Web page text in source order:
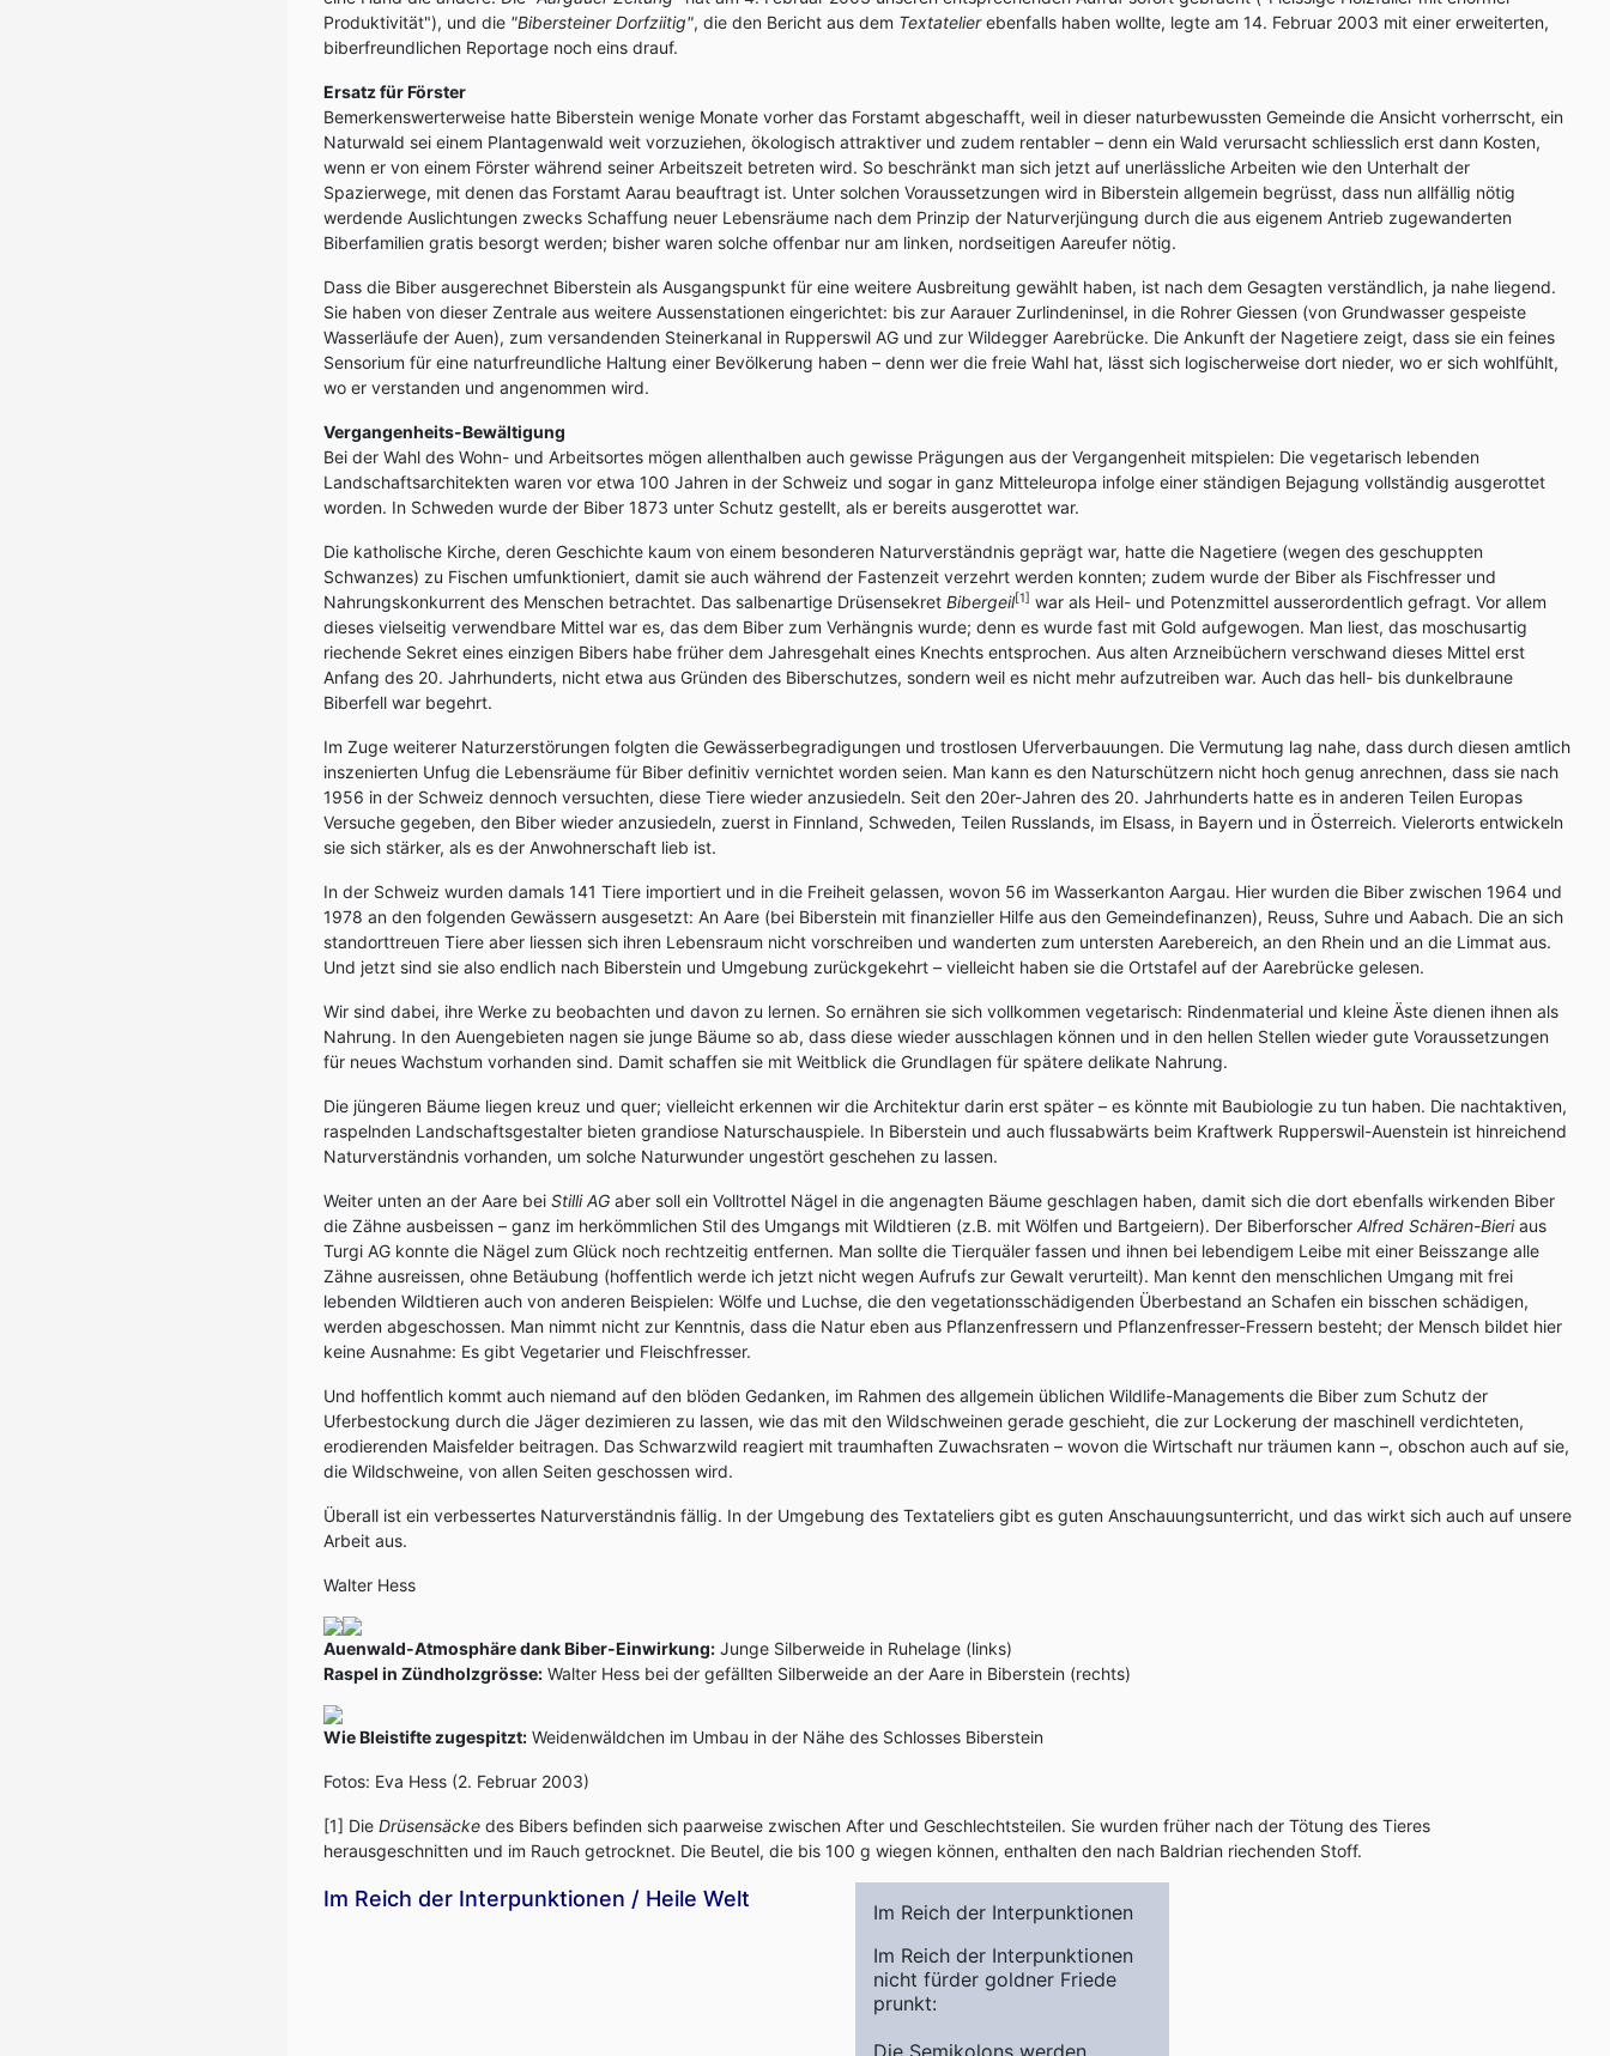
Produktivität"), und die "Bibersteiner Dorfziitig", die den Bericht aus dem Textatelierebenfalls haben wollte, legte am 14. Februar 2003 mit einer erweiterten,
biberfreundlichen Reportage noch eins drauf.
Ersatz für Förster
Bemerkenswerterweise hatte Biberstein wenige Monate vorher das Forstamt abgeschafft, weil in dieser naturbewussten Gemeinde die Ansicht vorherrscht, ein
Naturwald sei einem Plantagenwald weit vorzuziehen, ökologisch attraktiver und zudem rentabler – denn ein Wald verursacht schliesslich erst dann Kosten,
wenn er von einem Förster während seiner Arbeitszeit betreten wird. So beschränkt man sich jetzt auf unerlässliche Arbeiten wie den Unterhalt der
Spazierwege, mit denen das Forstamt Aarau beauftragt ist. Unter solchen Voraussetzungen wird in Biberstein allgemein begrüsst, dass nun allfällig nötig
werdende Auslichtungen zwecks Schaffung neuer Lebensräume nach dem Prinzip der Naturverjüngung durch die aus eigenem Antrieb zugewanderten
Biberfamilien gratis besorgt werden; bisher waren solche offenbar nur am linken, nordseitigen Aareufer nötig.
Dass die Biber ausgerechnet Biberstein als Ausgangspunkt für eine weitere Ausbreitung gewählt haben, ist nach dem Gesagten verständlich, ja nahe liegend.
Sie haben von dieser Zentrale aus weitere Aussenstationen eingerichtet: bis zur Aarauer Zurlindeninsel, in die Rohrer Giessen (von Grundwasser gespeiste
Wasserläufe der Auen), zum versandenden Steinerkanal in Rupperswil AG und zur Wildegger Aarebrücke. Die Ankunft der Nagetiere zeigt, dass sie ein feines
Sensorium für eine naturfreundliche Haltung einer Bevölkerung haben – denn wer die freie Wahl hat, lässt sich logischerweise dort nieder, wo er sich wohlfühlt,
wo er verstanden und angenommen wird.
Vergangenheits-Bewältigung
Bei der Wahl des Wohn- und Arbeitsortes mögen allenthalben auch gewisse Prägungen aus der Vergangenheit mitspielen: Die vegetarisch lebenden
Landschaftsarchitekten waren vor etwa 100 Jahren in der Schweiz und sogar in ganz Mitteleuropa infolge einer ständigen Bejagung vollständig ausgerottet
worden. In Schweden wurde der Biber 1873 unter Schutz gestellt, als er bereits ausgerottet war.
Die katholische Kirche, deren Geschichte kaum von einem besonderen Naturverständnis geprägt war, hatte die Nagetiere (wegen des geschuppten
Schwanzes) zu Fischen umfunktioniert, damit sie auch während der Fastenzeit verzehrt werden konnten; zudem wurde der Biber als Fischfresser und
Nahrungskonkurrent des Menschen betrachtet. Das salbenartige Drüsensekret Bibergeil[1] war als Heil- und Potenzmittel ausserordentlich gefragt. Vor allem
dieses vielseitig verwendbare Mittel war es, das dem Biber zum Verhängnis wurde; denn es wurde fast mit Gold aufgewogen. Man liest, das moschusartig
riechende Sekret eines einzigen Bibers habe früher dem Jahresgehalt eines Knechts entsprochen. Aus alten Arzneibüchern verschwand dieses Mittel erst
Anfang des 20. Jahrhunderts, nicht etwa aus Gründen des Biberschutzes, sondern weil es nicht mehr aufzutreiben war. Auch das hell- bis dunkelbraune
Biberfell war begehrt.
Im Zuge weiterer Naturzerstörungen folgten die Gewässerbegradigungen und trostlosen Uferverbauungen. Die Vermutung lag nahe, dass durch diesen amtlich
inszenierten Unfug die Lebensräume für Biber definitiv vernichtet worden seien. Man kann es den Naturschützern nicht hoch genug anrechnen, dass sie nach
1956 in der Schweiz dennoch versuchten, diese Tiere wieder anzusiedeln. Seit den 20er-Jahren des 20. Jahrhunderts hatte es in anderen Teilen Europas
Versuche gegeben, den Biber wieder anzusiedeln, zuerst in Finnland, Schweden, Teilen Russlands, im Elsass, in Bayern und in Österreich. Vielerorts entwickeln
sie sich stärker, als es der Anwohnerschaft lieb ist.
In der Schweiz wurden damals 141 Tiere importiert und in die Freiheit gelassen, wovon 56 im Wasserkanton Aargau. Hier wurden die Biber zwischen 1964 und
1978 an den folgenden Gewässern ausgesetzt: An Aare (bei Biberstein mit finanzieller Hilfe aus den Gemeindefinanzen), Reuss, Suhre und Aabach. Die an sich
standorttreuen Tiere aber liessen sich ihren Lebensraum nicht vorschreiben und wanderten zum untersten Aarebereich, an den Rhein und an die Limmat aus.
Und jetzt sind sie also endlich nach Biberstein und Umgebung zurückgekehrt – vielleicht haben sie die Ortstafel auf der Aarebrücke gelesen.
Wir sind dabei, ihre Werke zu beobachten und davon zu lernen. So ernähren sie sich vollkommen vegetarisch: Rindenmaterial und kleine Äste dienen ihnen als
Nahrung. In den Auengebieten nagen sie junge Bäume so ab, dass diese wieder ausschlagen können und in den hellen Stellen wieder gute Voraussetzungen
für neues Wachstum vorhanden sind. Damit schaffen sie mit Weitblick die Grundlagen für spätere delikate Nahrung.
Die jüngeren Bäume liegen kreuz und quer; vielleicht erkennen wir die Architektur darin erst später – es könnte mit Baubiologie zu tun haben. Die nachtaktiven,
raspelnden Landschaftsgestalter bieten grandiose Naturschauspiele. In Biberstein und auch flussabwärts beim Kraftwerk Rupperswil-Auenstein ist hinreichend
Naturverständnis vorhanden, um solche Naturwunder ungestört geschehen zu lassen.
Weiter unten an der Aare bei Stilli AG aber soll ein Volltrottel Nägel in die angenagten Bäume geschlagen haben, damit sich die dort ebenfalls wirkenden Biber
die Zähne ausbeissen – ganz im herkömmlichen Stil des Umgangs mit Wildtieren (z.B. mit Wölfen und Bartgeiern). Der Biberforscher Alfred Schären-Bieriaus
Turgi AG konnte die Nägel zum Glück noch rechtzeitig entfernen. Man sollte die Tierquäler fassen und ihnen bei lebendigem Leibe mit einer Beisszange alle
Zähne ausreissen, ohne Betäubung (hoffentlich werde ich jetzt nicht wegen Aufrufs zur Gewalt verurteilt). Man kennt den menschlichen Umgang mit frei
lebenden Wildtieren auch von anderen Beispielen: Wölfe und Luchse, die den vegetationsschädigenden Überbestand an Schafen ein bisschen schädigen,
werden abgeschossen. Man nimmt nicht zur Kenntnis, dass die Natur eben aus Pflanzenfressern und Pflanzenfresser-Fressern besteht; der Mensch bildet hier
keine Ausnahme: Es gibt Vegetarier und Fleischfresser.
Und hoffentlich kommt auch niemand auf den blöden Gedanken, im Rahmen des allgemein üblichen Wildlife-Managements die Biber zum Schutz der
Uferbestockung durch die Jäger dezimieren zu lassen, wie das mit den Wildschweinen gerade geschieht, die zur Lockerung der maschinell verdichteten,
erodierenden Maisfelder beitragen. Das Schwarzwild reagiert mit traumhaften Zuwachsraten – wovon die Wirtschaft nur träumen kann –, obschon auch auf sie,
die Wildschweine, von allen Seiten geschossen wird.
Überall ist ein verbessertes Naturverständnis fällig. In der Umgebung des Textateliers gibt es guten Anschauungsunterricht, und das wirkt sich auch auf unsere
Arbeit aus.
Walter Hess
Auenwald-Atmosphäre dank Biber-Einwirkung: Junge Silberweide in Ruhelage (links)
Raspel in Zündholzgrösse: Walter Hess bei der gefällten Silberweide an der Aare in Biberstein (rechts)
Wie Bleistifte zugespitzt: Weidenwäldchen im Umbau in der Nähe des Schlosses Biberstein
Fotos: Eva Hess (2. Februar 2003)
[1] Die Drüsensäcke des Bibers befinden sich paarweise zwischen After und Geschlechtsteilen. Sie wurden früher nach der Tötung des Tieres
herausgeschnitten und im Rauch getrocknet. Die Beutel, die bis 100 g wiegen können, enthalten den nach Baldrian riechenden Stoff.
Im Reich der Interpunktionen / Heile Welt
Im Reich der Interpunktionen
Im Reich der Interpunktionen
nicht fürder goldner Friede
prunkt:
Die Semikolons werden